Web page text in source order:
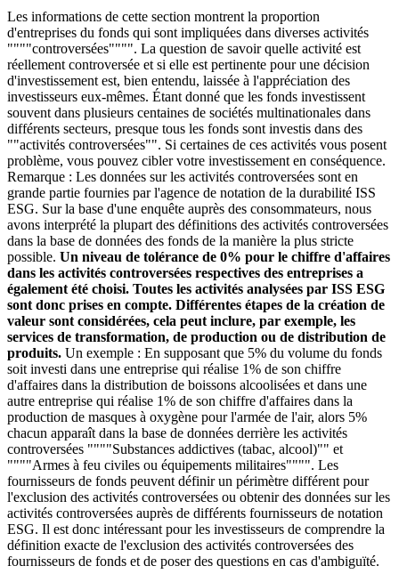
Les informations de cette section montrent la proportion
d'entreprises du fonds qui sont impliquées dans diverses activités
""""controversées"""". La question de savoir quelle activité est
réellement controversée et si elle est pertinente pour une décision
d'investissement est, bien entendu, laissée à l'appréciation des
investisseurs eux-mêmes. Étant donné que les fonds investissent
souvent dans plusieurs centaines de sociétés multinationales dans
différents secteurs, presque tous les fonds sont investis dans des
""activités controversées"". Si certaines de ces activités vous posent
problème, vous pouvez cibler votre investissement en conséquence.
Remarque : Les données sur les activités controversées sont en
grande partie fournies par l'agence de notation de la durabilité ISS
ESG. Sur la base d'une enquête auprès des consommateurs, nous
avons interprété la plupart des définitions des activités controversées
dans la base de données des fonds de la manière la plus stricte
possible. Un niveau de tolérance de 0% pour le chiffre d'affaires
dans les activités controversées respectives des entreprises a
également été choisi. Toutes les activités analysées par ISS ESG
sont donc prises en compte. Différentes étapes de la création de
valeur sont considérées, cela peut inclure, par exemple, les
services de transformation, de production ou de distribution de
produits. Un exemple : En supposant que 5% du volume du fonds
soit investi dans une entreprise qui réalise 1% de son chiffre
d'affaires dans la distribution de boissons alcoolisées et dans une
autre entreprise qui réalise 1% de son chiffre d'affaires dans la
production de masques à oxygène pour l'armée de l'air, alors 5%
chacun apparaît dans la base de données derrière les activités
controversées """"Substances addictives (tabac, alcool)"" et
""""Armes à feu civiles ou équipements militaires"""". Les
fournisseurs de fonds peuvent définir un périmètre différent pour
l'exclusion des activités controversées ou obtenir des données sur les
activités controversées auprès de différents fournisseurs de notation
ESG. Il est donc intéressant pour les investisseurs de comprendre la
définition exacte de l'exclusion des activités controversées des
fournisseurs de fonds et de poser des questions en cas d'ambiguïté.